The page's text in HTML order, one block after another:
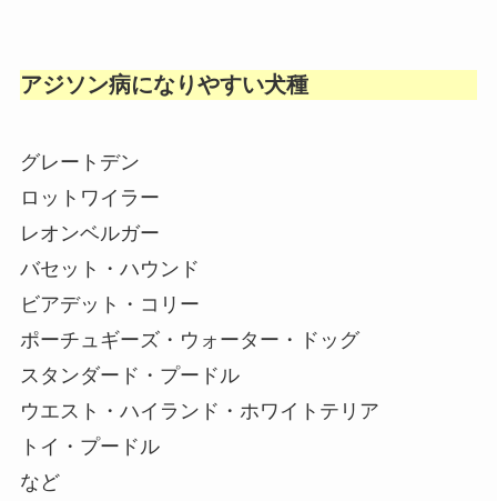
アジソン病になりやすい犬種
グレートデン
ロットワイラー
レオンベルガー
バセット・ハウンド
ビアデット・コリー
ポーチュギーズ・ウォーター・ドッグ
スタンダード・プードル
ウエスト・ハイランド・ホワイトテリア
トイ・プードル
など